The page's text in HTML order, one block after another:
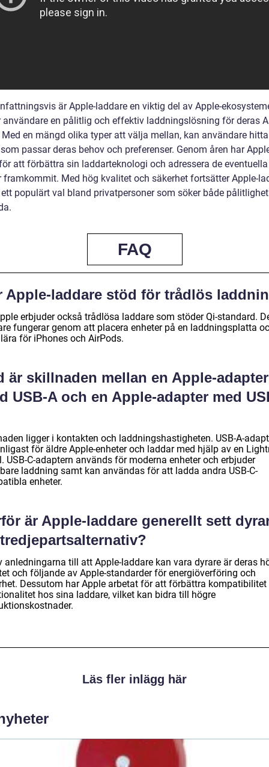
är Apple-laddare en viktig del av Apple-
användare en pålitlig och effektiv laddningslösning för deras
Med en mängd olika typer att välja mellan, kan användare
passar deras behov och preferenser. Genom åren har
att förbättra sin laddarteknologi och adressera de
framkommit. Med hög kvalitet och säkerhet fortsätter Apple-
populärt val bland privatpersoner som söker både
FAQ
Apple-laddare stöd för trådlös
erbjuder också trådlösa laddare som stöder Qi-standard.
fungerar genom att placera enheter på en laddningsplatta
för iPhones och AirPods.
är skillnaden mellan en Apple-adapter
USB-A och en Apple-adapter med
ligger i kontakten och laddningshastigheten. USB-A-
för äldre Apple-enheter och laddar med hjälp av en
USB-C-adaptern används för moderna enheter och erbjuder
laddning samt kan användas för att ladda andra USB-C-
enheter.
är Apple-laddare generellt sett
anledningarna till att Apple-laddare kan vara dyrare är deras
och följande av Apple-standarder för energiöverföring och
Dessutom har Apple arbetat för att förbättra kompatibilitet
hos sina laddare, vilket kan bidra till högre
Läs fler inlägg här